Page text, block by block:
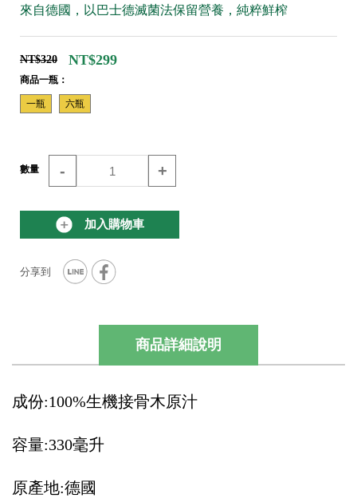
來自德國，以巴士德滅菌法保留營養，純粹鮮榨
NT$320 NT$299
商品一瓶：
一瓶 六瓶
數量 - +
加入購物車
商品詳細說明
成份:100%生機接骨木原汁
容量:330毫升
原產地:德國